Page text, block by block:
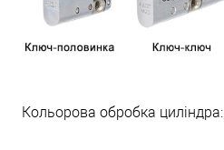
Кольорова обробка циліндра: